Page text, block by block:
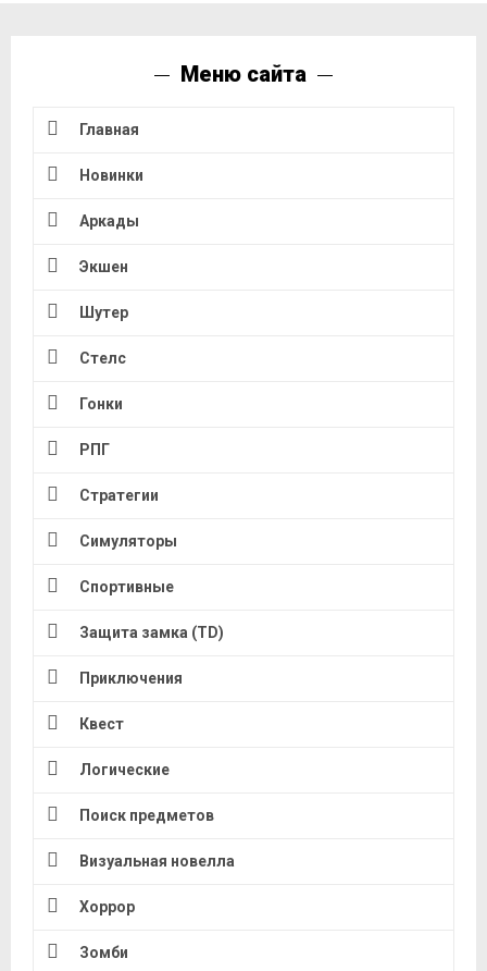
Меню сайта
Главная
Новинки
Аркады
Экшен
Шутер
Стелс
Гонки
РПГ
Стратегии
Симуляторы
Спортивные
Защита замка (TD)
Приключения
Квест
Логические
Поиск предметов
Визуальная новелла
Хоррор
Зомби